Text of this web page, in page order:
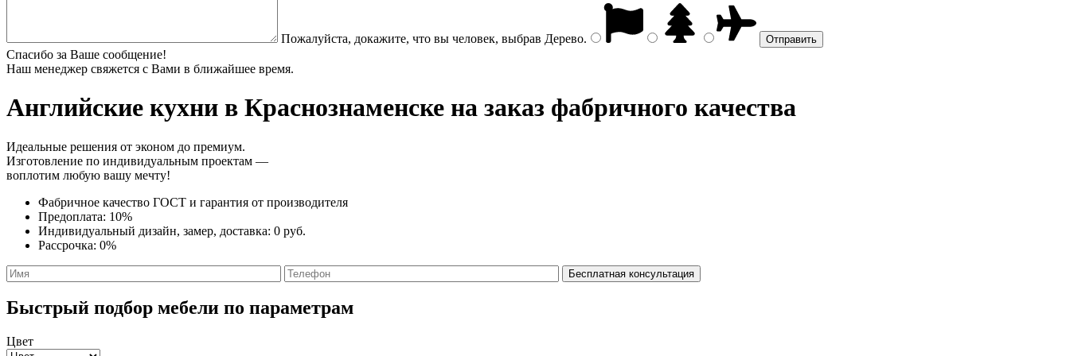
Пожалуйста, докажите, что вы человек, выбрав Дерево.
Спасибо за Ваше сообщение!
Наш менеджер свяжется с Вами в ближайшее время.
Английские кухни в Краснознаменске на заказ фабричного качества
Идеальные решения от эконом до премиум.
Изготовление по индивидуальным проектам —
воплотим любую вашу мечту!
Фабричное качество ГОСТ и гарантия от производителя
Предоплата: 10%
Индивидуальный дизайн, замер, доставка: 0 руб.
Рассрочка: 0%
Быстрый подбор мебели по параметрам
Цвет